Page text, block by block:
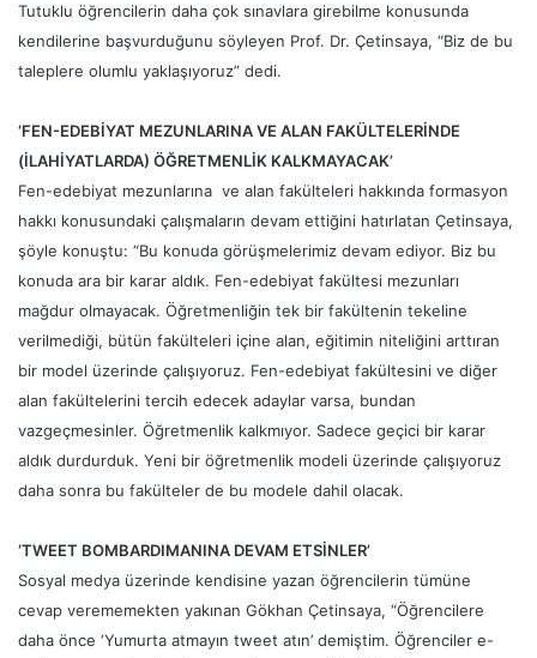
Tutuklu öğrencilerin daha çok sınavlara girebilme konusunda
kendilerine başvurduğunu söyleyen Prof. Dr. Çetinsaya, “Biz de bu
taleplere olumlu yaklaşıyoruz” dedi.
‘FEN-EDEBİYAT MEZUNLARINA VE ALAN FAKÜLTELERİNDE
(İLAHİYATLARDA) ÖĞRETMENLİK KALKMAYACAK’
Fen-edebiyat mezunlarına ve alan fakülteleri hakkında formasyon
hakkı konusundaki çalışmaların devam ettiğini hatırlatan Çetinsaya,
şöyle konuştu: “Bu konuda görüşmelerimiz devam ediyor. Biz bu
konuda ara bir karar aldık. Fen-edebiyat fakültesi mezunları
mağdur olmayacak. Öğretmenliğin tek bir fakültenin tekeline
verilmediği, bütün fakülteleri içine alan, eğitimin niteliğini arttıran
bir model üzerinde çalışıyoruz. Fen-edebiyat fakültesini ve diğer
alan fakültelerini tercih edecek adaylar varsa, bundan
vazgeçmesinler. Öğretmenlik kalkmıyor. Sadece geçici bir karar
aldık durdurduk. Yeni bir öğretmenlik modeli üzerinde çalışıyoruz
daha sonra bu fakülteler de bu modele dahil olacak.
‘TWEET BOMBARDIMANINA DEVAM ETSİNLER’
Sosyal medya üzerinde kendisine yazan öğrencilerin tümüne
cevap verememekten yakınan Gökhan Çetinsaya, “Öğrencilere
daha önce ‘Yumurta atmayın tweet atın’ demiştim. Öğrenciler e-